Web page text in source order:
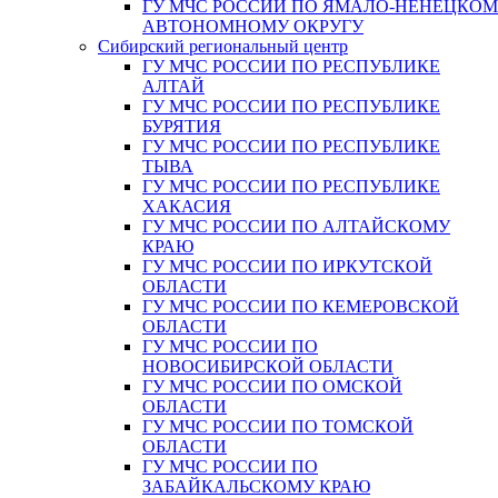
ГУ МЧС РОССИИ ПО ЯМАЛО-
АВТОНОМНОМУ ОКРУГУ
Сибирский региональный центр
ГУ МЧС РОССИИ ПО РЕСПУБЛИКЕ
АЛТАЙ
ГУ МЧС РОССИИ ПО РЕСПУБЛИКЕ
БУРЯТИЯ
ГУ МЧС РОССИИ ПО РЕСПУБЛИКЕ
ТЫВА
ГУ МЧС РОССИИ ПО РЕСПУБЛИКЕ
ХАКАСИЯ
ГУ МЧС РОССИИ ПО АЛТАЙСКОМУ
КРАЮ
ГУ МЧС РОССИИ ПО ИРКУТСКОЙ
ОБЛАСТИ
ГУ МЧС РОССИИ ПО КЕМЕРОВСКОЙ
ОБЛАСТИ
ГУ МЧС РОССИИ ПО
НОВОСИБИРСКОЙ ОБЛАСТИ
ГУ МЧС РОССИИ ПО ОМСКОЙ
ОБЛАСТИ
ГУ МЧС РОССИИ ПО ТОМСКОЙ
ОБЛАСТИ
ГУ МЧС РОССИИ ПО
ЗАБАЙКАЛЬСКОМУ КРАЮ